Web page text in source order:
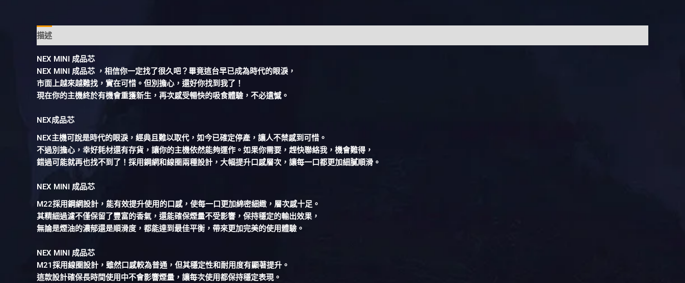
描述
NEX MINI 成品芯
NEX MINI 成品芯 ，相信你一定找了很久吧？畢竟這台早已成為時代的眼淚，
市面上越來越難找，實在可惜。但別擔心，還好你找到我了！
現在你的主機終於有機會重獲新生，再次感受暢快的吸食體驗，不必遺憾。
NEX成品芯
NEX主機可說是時代的眼淚，經典且難以取代，如今已確定停產，讓人不禁感到可惜。
不過別擔心，幸好耗材還有存貨，讓你的主機依然能夠運作。如果你需要，趕快聯絡我，機會難得，
錯過可能就再也找不到了！採用鋼網和線圈兩種設計，大幅提升口感層次，讓每一口都更加細膩順滑。
NEX MINI 成品芯
M22採用鋼網設計，能有效提升使用的口感，使每一口更加綿密細緻，層次感十足。
其精細過濾不僅保留了豐富的香氣，還能確保煙量不受影響，保持穩定的輸出效果，
無論是煙油的濃郁還是順滑度，都能達到最佳平衡，帶來更加完美的使用體驗。
NEX MINI 成品芯
M21採用線圈設計，雖然口感較為普通，但其穩定性和耐用度有顯著提升。
這款設計確保長時間使用中不會影響煙量，讓每次使用都保持穩定表現。